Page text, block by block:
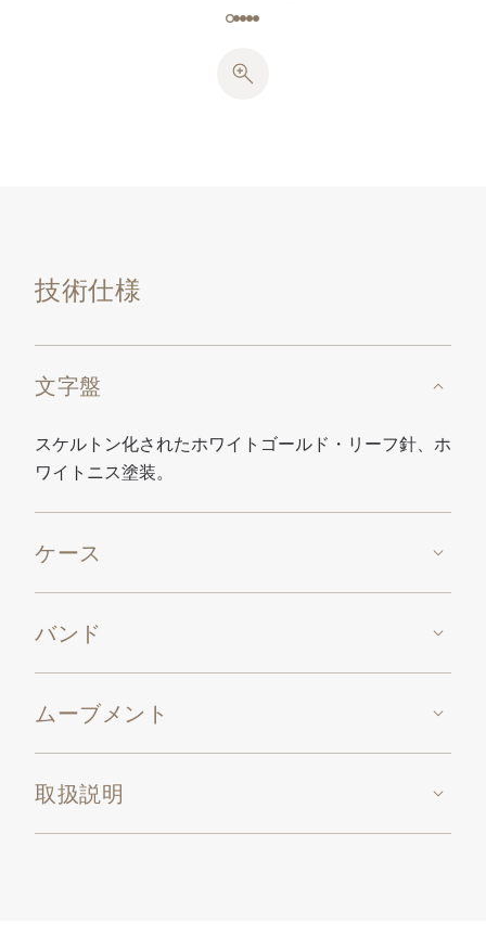
技術仕様
文字盤
スケルトン化されたホワイトゴールド・リーフ針、ホ
ワイトニス塗装。
ケース
バンド
ムーブメント
取扱説明